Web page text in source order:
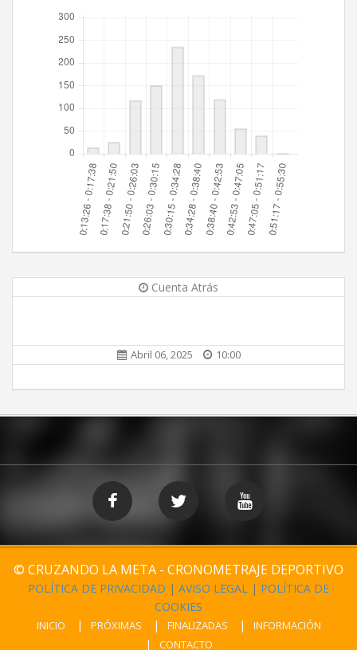
Cuenta Atrás
Abril 06, 2025 10:00
© CRUZANDO LA META - CRONOMETRAJE DEPORTIVO
POLÍTICA DE PRIVACIDAD | AVISO LEGAL | POLÍTICA DE
COOKIES
INICIO PRÓXIMAS FINALIZADAS
INFORMACIÓN
CONTACTO